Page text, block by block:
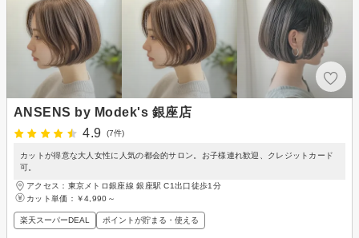
ANSENS by Modek's 銀座店
4.9
(7件)
カットが得意な大人女性に人気の都会的サロン。お子様連れ歓迎、クレジットカード
可。
アクセス：東京メトロ銀座線 銀座駅 C1出口徒歩1分
カット単価： ￥4,990～
楽天スーパーDEAL ポイントが貯まる・使える